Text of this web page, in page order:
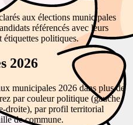
aux élections municipales
référencés avec leurs
étiquettes politiques.
2026
municipales 2026 dans plus de
par couleur politique (gauche,
droite), par profil territorial
de commune.